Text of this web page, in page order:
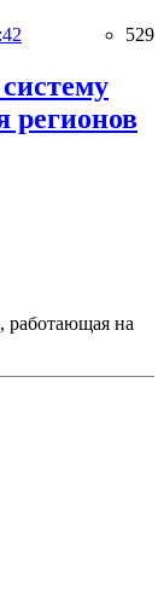
529
регионов
работающая на